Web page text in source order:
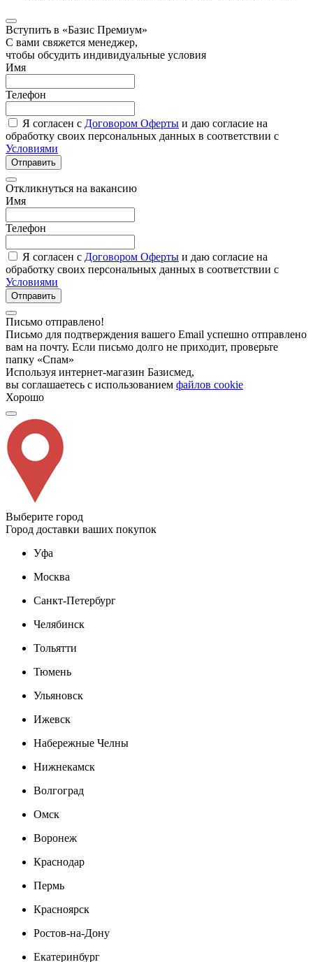
Вступить в «Базис Премиум»
С вами свяжется менеджер,
чтобы обсудить индивидуальные условия
Имя
Телефон
Я согласен с Договором Оферты и даю согласие на
обработку своих персональных данных в соответствии с
Условиями
Отправить
Откликнуться на вакансию
Имя
Телефон
Я согласен с Договором Оферты и даю согласие на
обработку своих персональных данных в соответствии с
Условиями
Отправить
Письмо отправлено!
Письмо для подтверждения вашего Email успешно отправлено
вам на почту. Если письмо долго не приходит, проверьте
папку «Спам»
Используя интернет-магазин Базисмед,
вы соглашаетесь с использованием файлов cookie
Хорошо
Выберите город
Город доставки ваших покупок
Уфа
Москва
Санкт-Петербург
Челябинск
Тольятти
Тюмень
Ульяновск
Ижевск
Набережные Челны
Нижнекамск
Волгоград
Омск
Воронеж
Краснодар
Пермь
Красноярск
Ростов-на-Дону
Екатеринбург